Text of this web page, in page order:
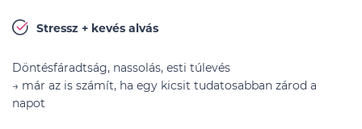
Stressz + kevés alvás
Döntésfáradtság, nassolás, esti túlevés
→ már az is számít, ha egy kicsit tudatosabban zárod a
napot